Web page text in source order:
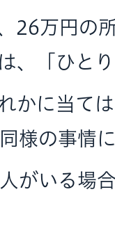
26万円の
、「ひと
かに当て
様の事情
がいる場